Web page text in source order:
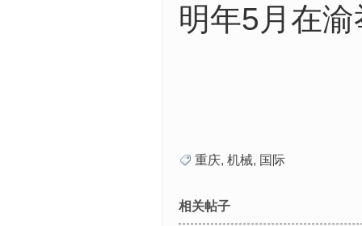
明年5月在
重庆, 机械, 国际
相关帖子